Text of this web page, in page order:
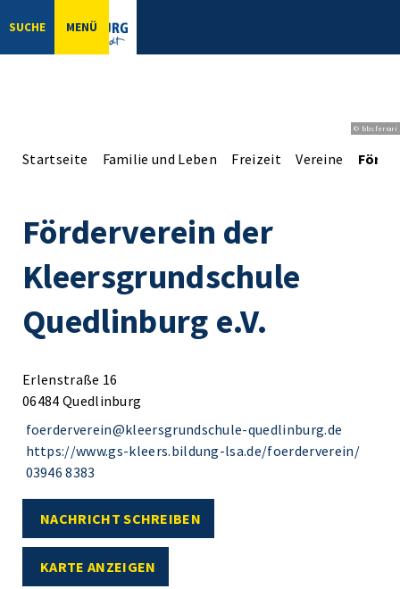
SUCHE MENÜ
© bbsferrari
Startseite Familie und Leben Freizeit Vereine
Förderverein der
Kleersgrundschule
Quedlinburg e.V.
Erlenstraße 16
06484 Quedlinburg
foerderverein@kleersgrundschule-quedlinburg.de
https://www.gs-kleers.bildung-lsa.de/foerderverein/
03946 8383
NACHRICHT SCHREIBEN
KARTE ANZEIGEN